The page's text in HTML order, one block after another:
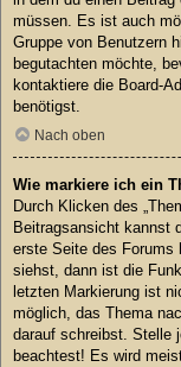
müssen. Es ist auch
Gruppe von Benutzern
begutachten möchte,
kontaktiere die Board-
benötigst.
Nach oben
Wie markiere ich ein
Durch Klicken des
Beitragsansicht kannst
erste Seite des Forums
siehst, dann ist die
letzten Markierung ist
möglich, das Thema
darauf schreibst. Stelle
beachtest! Es wird